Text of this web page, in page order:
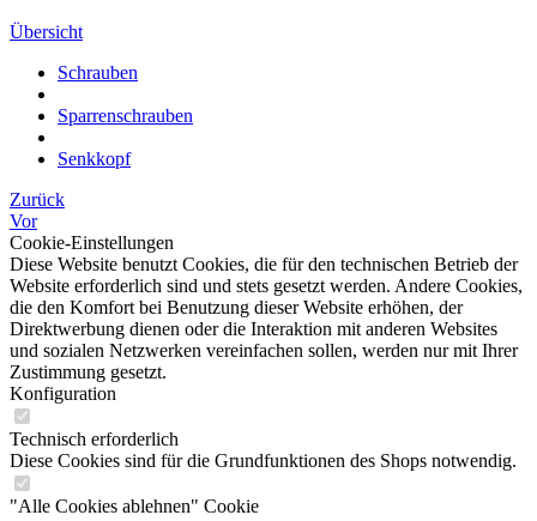
Übersicht
Schrauben
Sparrenschrauben
Senkkopf
Zurück
Vor
Cookie-Einstellungen
Diese Website benutzt Cookies, die für den technischen Betrieb der
Website erforderlich sind und stets gesetzt werden. Andere Cookies,
die den Komfort bei Benutzung dieser Website erhöhen, der
Direktwerbung dienen oder die Interaktion mit anderen Websites
und sozialen Netzwerken vereinfachen sollen, werden nur mit Ihrer
Zustimmung gesetzt.
Konfiguration
Technisch erforderlich
Diese Cookies sind für die Grundfunktionen des Shops notwendig.
"Alle Cookies ablehnen" Cookie